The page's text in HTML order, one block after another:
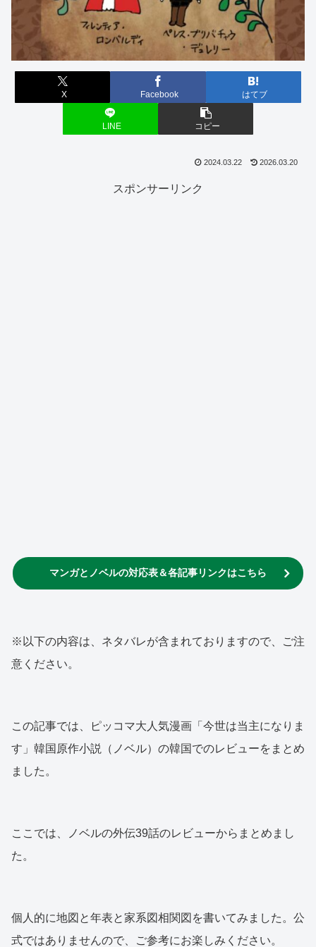
X Facebook はてブ
LINE コピー
2024.03.22 2026.03.20
スポンサーリンク
マンガとノベルの対応表＆各記事リンクはこちら
※以下の内容は、ネタバレが含まれておりますので、ご注
意ください。
この記事では、ピッコマ大人気漫画「今世は当主になりま
す」韓国原作小説（ノベル）の韓国でのレビューをまとめ
ました。
ここでは、ノベルの外伝39話のレビューからまとめまし
た。
個人的に地図と年表と家系図相関図を書いてみました。公
式ではありませんので、ご参考にお楽しみください。